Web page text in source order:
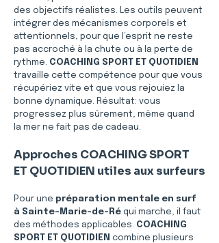
des objectifs réalistes. Les outils peuvent
intégrer des mécanismes corporels et
attentionnels, pour que l’esprit ne reste
pas accroché à la chute ou à la perte de
rythme. COACHING SPORT ET QUOTIDIEN
travaille cette compétence pour que vous
récupériez vite et que vous rejouiez la
bonne dynamique. Résultat: vous
progressez plus sûrement, même quand
la mer ne fait pas de cadeau.
Approches COACHING SPORT
ET QUOTIDIEN utiles aux surfeurs
Pour une préparation mentale en surf
à Sainte-Marie-de-Ré qui marche, il faut
des méthodes applicables. COACHING
SPORT ET QUOTIDIEN combine plusieurs